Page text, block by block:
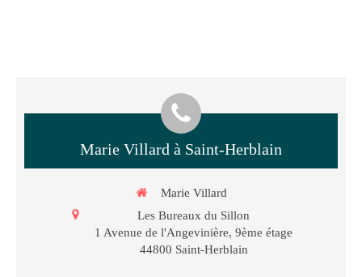
Marie Villard à Saint-Herblain
Marie Villard
Les Bureaux du Sillon
1 Avenue de l'Angevinière, 9ème étage
44800 Saint-Herblain